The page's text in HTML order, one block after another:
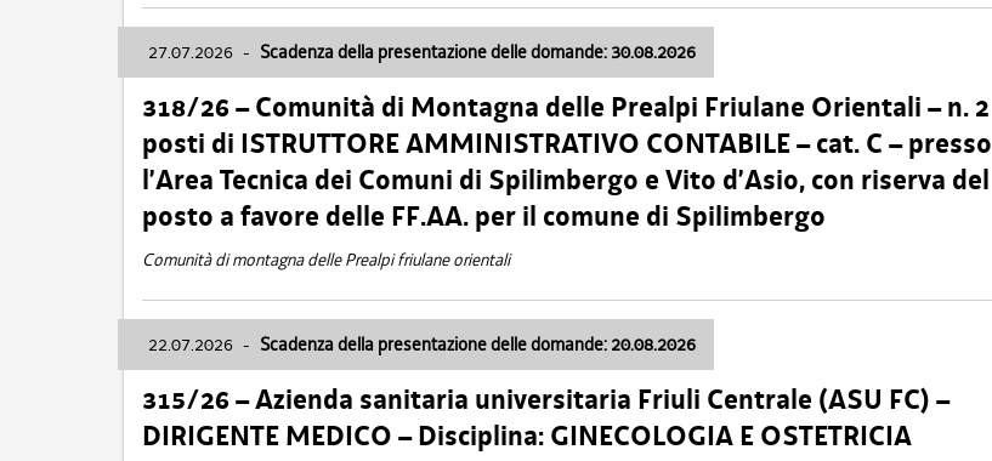
27.07.2026 - Scadenza della presentazione delle domande: 30.08.2026
318/26 – Comunità di Montagna delle Prealpi Friulane Orientali – n. 2
posti di ISTRUTTORE AMMINISTRATIVO CONTABILE – cat. C – presso
l’Area Tecnica dei Comuni di Spilimbergo e Vito d’Asio, con riserva del
posto a favore delle FF.AA. per il comune di Spilimbergo
Comunità di montagna delle Prealpi friulane orientali
22.07.2026 - Scadenza della presentazione delle domande: 20.08.2026
315/26 – Azienda sanitaria universitaria Friuli Centrale (ASU FC) –
DIRIGENTE MEDICO – Disciplina: GINECOLOGIA E OSTETRICIA